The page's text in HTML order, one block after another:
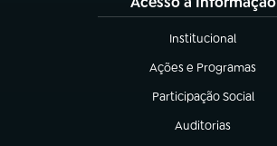
Institucional
(abre em nova aba)
Ações e Programas
(abre em nova aba)
Participação Social
(abre em nova aba)
Auditorias
(abre em nova aba)